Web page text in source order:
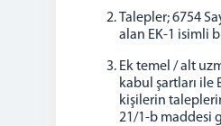
Talepler; 6754
alan EK-1 isimli
Ek temel / alt
kabul şartları ile
kişilerin
21/1-b maddesi